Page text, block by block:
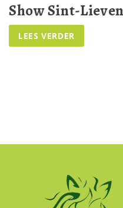
Show Sint-
LEES VERDER